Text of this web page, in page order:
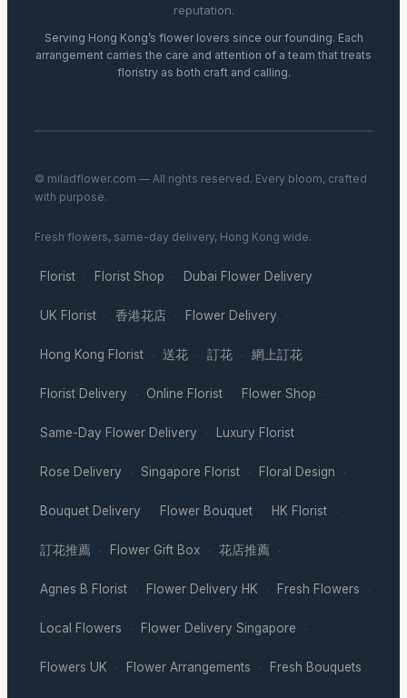
reputation.
Serving Hong Kong’s flower lovers since our founding. Each
arrangement carries the care and attention of a team that treats
floristry as both craft and calling.
© miladflower.com — All rights reserved. Every bloom, crafted
with purpose.
Fresh flowers, same-day delivery, Hong Kong wide.
Florist · Florist Shop · Dubai Flower Delivery ·
UK Florist · 香港花店 · Flower Delivery ·
Hong Kong Florist · 送花 · 訂花 · 網上訂花 ·
Florist Delivery · Online Florist · Flower Shop ·
Same-Day Flower Delivery · Luxury Florist ·
Rose Delivery · Singapore Florist · Floral Design ·
Bouquet Delivery · Flower Bouquet · HK Florist ·
訂花推薦 · Flower Gift Box · 花店推薦 ·
Agnes B Florist · Flower Delivery HK · Fresh Flowers ·
Local Flowers · Flower Delivery Singapore ·
Flowers UK · Flower Arrangements · Fresh Bouquets